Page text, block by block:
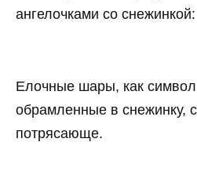
ангелочками со снежинкой:
Елочные шары, как символ
обрамленные в снежинку,
потрясающе.